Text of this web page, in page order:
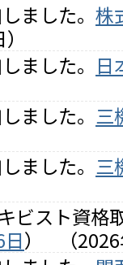
ました。 株
ました。 日
ました。 三
ました。 三
ビスト資格
）
（